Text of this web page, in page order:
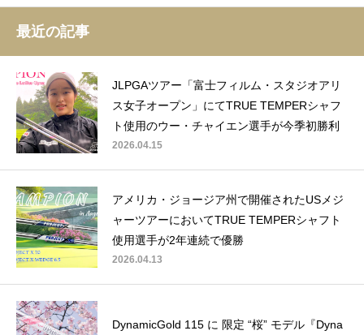
最近の記事
JLPGAツアー「富士フィルム・スタジオアリ
ス女子オープン」にてTRUE TEMPERシャフ
ト使用のウー・チャイエン選手が今季初勝利
2026.04.15
アメリカ・ジョージア州で開催されたUSメジ
ャーツアーにおいてTRUE TEMPERシャフト
使用選手が2年連続で優勝
2026.04.13
DynamicGold 115 に 限定 “桜” モデル『Dyna